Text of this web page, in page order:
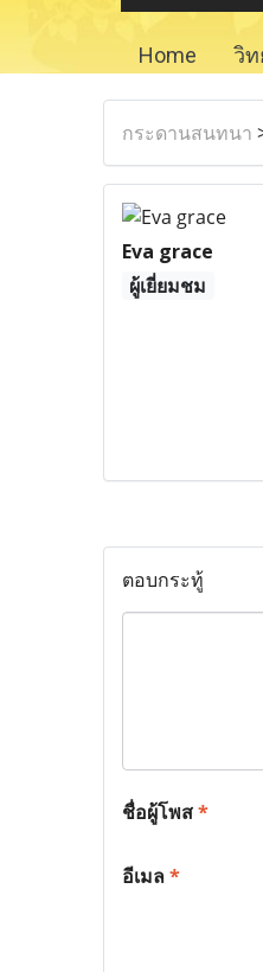
Home วิท
กระดานสนทนา
Eva grace
ผู้เยี่ยมชม
ตอบกระทู้
ชื่อผู้โพส*
อีเมล*